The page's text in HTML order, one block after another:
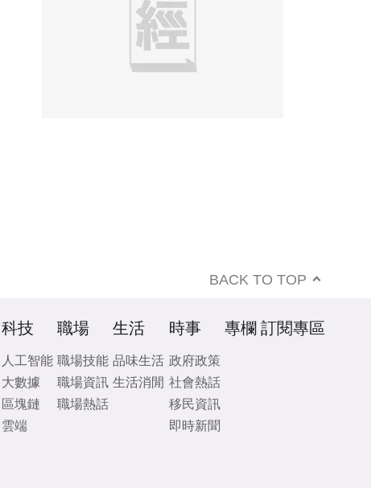
BACK TO TOP
科技
人工智能
大數據
區塊鏈
雲端
職場
職場技能
職場資訊
職場熱話
生活
品味生活
生活消閒
時事
政府政策
社會熱話
移民資訊
即時新聞
專欄 訂閱專區